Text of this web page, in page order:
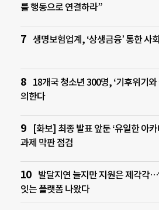
를 행동으로 연결하라”
생명보험업계, ‘상생금융’ 통한 사
18개국 청소년 300명, ‘기후위기와
의한다
[화보] 최종 발표 앞둔 ‘유일한 아
과제 막판 점검
발달지연 늘지만 지원은 제각각
잇는 플랫폼 나왔다